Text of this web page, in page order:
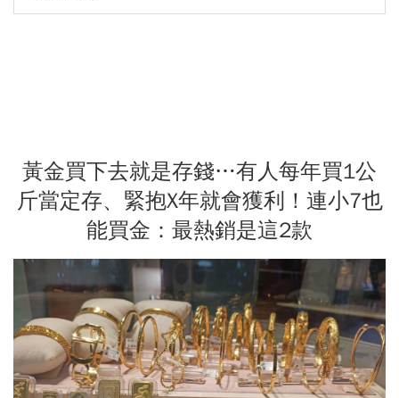
黃金買下去就是存錢…有人每年買1公
斤當定存、緊抱X年就會獲利！連小7也
能買金：最熱銷是這2款